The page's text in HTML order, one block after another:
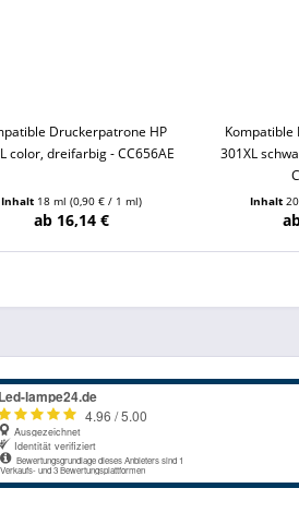
Druckerpatrone HP
color, dreifarbig - CC656AE
Inhalt 18 ml(0,90 € / 1 ml)
ab 16,14 €
Kompatible
301XL
Inhalt